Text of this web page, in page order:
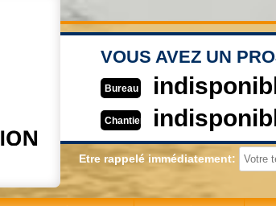
VOUS AVEZ UN
Bureau
Chantier
Etre rappelé immédiatement: